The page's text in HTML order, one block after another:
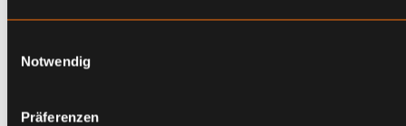
Notwendig
Präferenzen